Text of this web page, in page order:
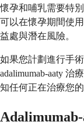
懷孕和哺乳需要特
可以在懷孕期間使
益處與潛在風險。
如果您計劃進行手
adalimumab-aaty
知任何正在治療您